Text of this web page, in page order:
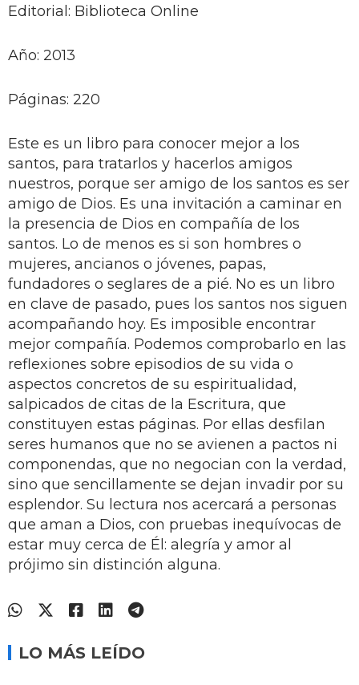
Editorial: Biblioteca Online
Año: 2013
Páginas: 220
Este es un libro para conocer mejor a los
santos, para tratarlos y hacerlos amigos
nuestros, porque ser amigo de los santos es ser
amigo de Dios. Es una invitación a caminar en
la presencia de Dios en compañía de los
santos. Lo de menos es si son hombres o
mujeres, ancianos o jóvenes, papas,
fundadores o seglares de a pié. No es un libro
en clave de pasado, pues los santos nos siguen
acompañando hoy. Es imposible encontrar
mejor compañía. Podemos comprobarlo en las
reflexiones sobre episodios de su vida o
aspectos concretos de su espiritualidad,
salpicados de citas de la Escritura, que
constituyen estas páginas. Por ellas desfilan
seres humanos que no se avienen a pactos ni
componendas, que no negocian con la verdad,
sino que sencillamente se dejan invadir por su
esplendor. Su lectura nos acercará a personas
que aman a Dios, con pruebas inequívocas de
estar muy cerca de Él: alegría y amor al
prójimo sin distinción alguna.
LO MÁS LEÍDO